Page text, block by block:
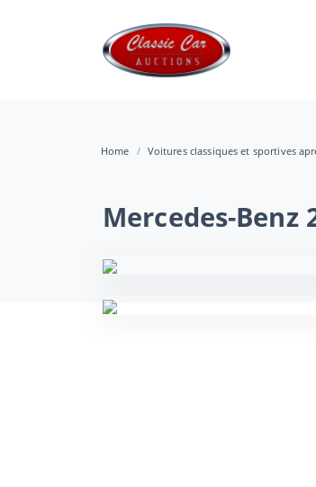
Home Voitures classiques et sportives
Mercedes-Benz